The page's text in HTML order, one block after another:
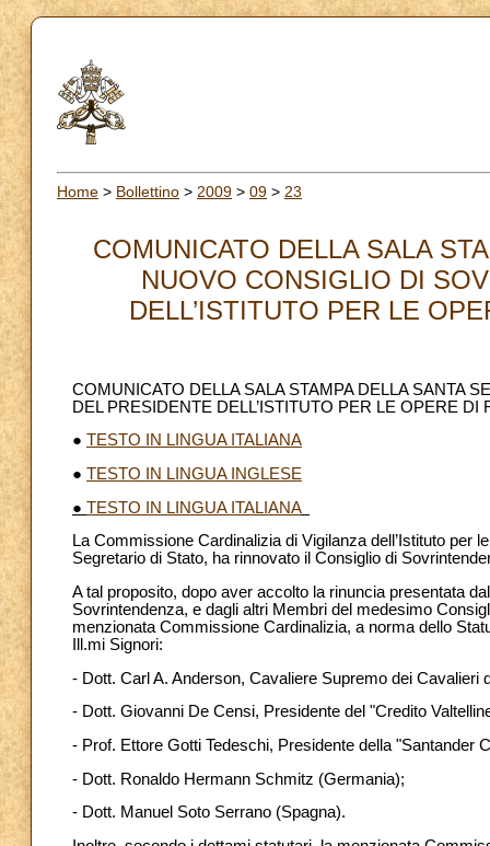
Home > Bollettino > 2009 > 09 > 23
COMUNICATO DELLA SALA
NUOVO CONSIGLIO DI
DELL’ISTITUTO PER LE
COMUNICATO DELLA SALA STAMPA DELLA SANTA
DEL PRESIDENTE DELL’ISTITUTO PER LE OPERE DI
● TESTO IN LINGUA ITALIANA
● TESTO IN LINGUA INGLESE
● TESTO IN LINGUA ITALIANA
La Commissione Cardinalizia di Vigilanza dell’Istituto per
Segretario di Stato, ha rinnovato il Consiglio di
A tal proposito, dopo aver accolto la rinuncia presentata
Sovrintendenza, e dagli altri Membri del medesimo
menzionata Commissione Cardinalizia, a norma dello
Ill.mi Signori:
- Dott. Carl A. Anderson, Cavaliere Supremo dei Cavalieri
- Dott. Giovanni De Censi, Presidente del "Credito
- Prof. Ettore Gotti Tedeschi, Presidente della "Santander
- Dott. Ronaldo Hermann Schmitz (Germania);
- Dott. Manuel Soto Serrano (Spagna).